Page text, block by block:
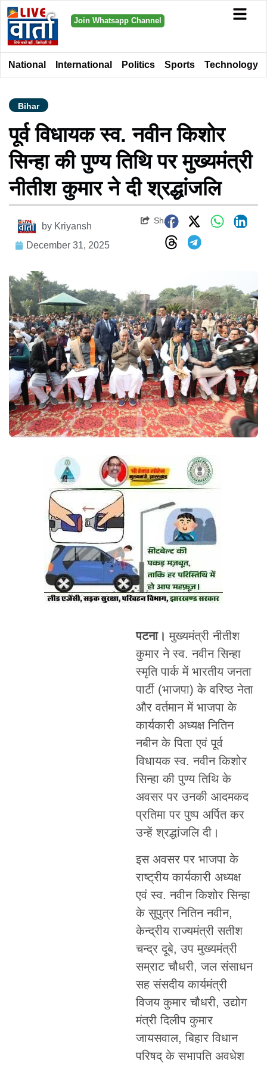
Join Whatsapp Channel
National International Politics Sports Technology
Bihar
पूर्व विधायक स्व. नवीन किशोर
सिन्हा की पुण्य तिथि पर मुख्यमंत्री
नीतीश कुमार ने दी श्रद्धांजलि
by Kriyansh
December 31, 2025
Share
पटना। मुख्यमंत्री नीतीश
कुमार ने स्व. नवीन सिन्हा
स्मृति पार्क में भारतीय जनता
पार्टी (भाजपा) के वरिष्ठ नेता
और वर्तमान में भाजपा के
कार्यकारी अध्यक्ष नितिन
नबीन के पिता एवं पूर्व
विधायक स्व. नवीन किशोर
सिन्हा की पुण्य तिथि के
अवसर पर उनकी आदमकद
प्रतिमा पर पुष्प अर्पित कर
उन्हें श्रद्धांजलि दी।
इस अवसर पर भाजपा के
राष्ट्रीय कार्यकारी अध्यक्ष
एवं स्व. नवीन किशोर सिन्हा
के सुपुत्र नितिन नवीन,
केन्द्रीय राज्यमंत्री सतीश
चन्द्र दूबे, उप मुख्यमंत्री
सम्राट चौधरी, जल संसाधन
सह संसदीय कार्यमंत्री
विजय कुमार चौधरी, उद्योग
मंत्री दिलीप कुमार
जायसवाल, बिहार विधान
परिषद् के सभापति अवधेश